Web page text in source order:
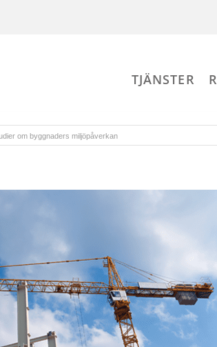
TJÄNSTER
om byggnaders miljöpåverkan